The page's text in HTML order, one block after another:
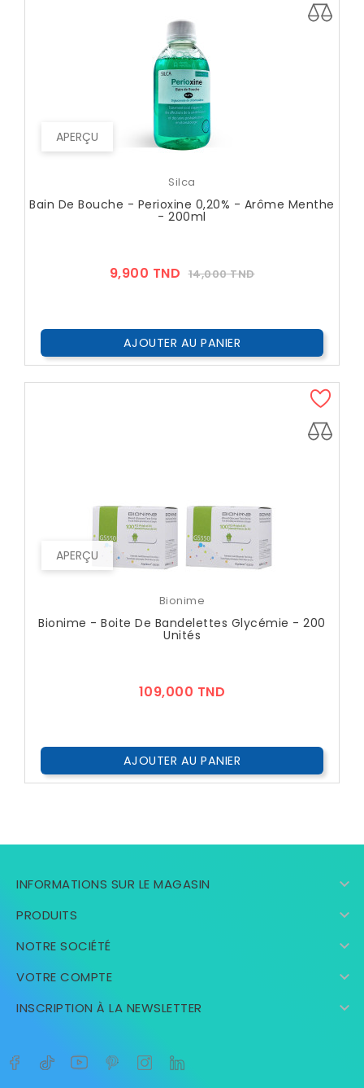
APERÇU
Silca
Bain De Bouche - Perioxine 0,20% - Arôme Menthe
- 200ml
9,900 TND Prix
14,000 TNDPrix
AJOUTER AU PANIER
APERÇU
Bionime
Bionime - Boite De Bandelettes Glycémie - 200
Unités
109,000 TND
AJOUTER AU PANIER
INFORMATIONS SUR LE MAGASIN 
PRODUITS 
NOTRE SOCIÉTÉ 
VOTRE COMPTE 
INSCRIPTION À LA NEWSLETTER 